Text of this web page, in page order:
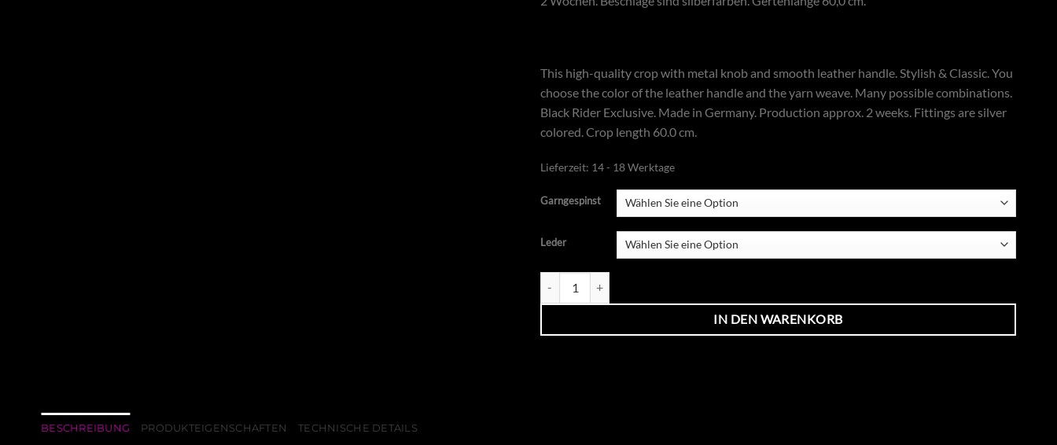
This high-quality crop with metal knob and smooth leather handle. Stylish & Classic. You
choose the color of the leather handle and the yarn weave. Many possible combinations.
Black Rider Exclusive. Made in Germany. Production approx. 2 weeks. Fittings are silver
colored. Crop length 60.0 cm.
Lieferzeit: 14 - 18 Werktage
Garngespinst
Leder
IN DEN WARENKORB
BESCHREIBUNG PRODUKTEIGENSCHAFTEN TECHNISCHE DETAILS